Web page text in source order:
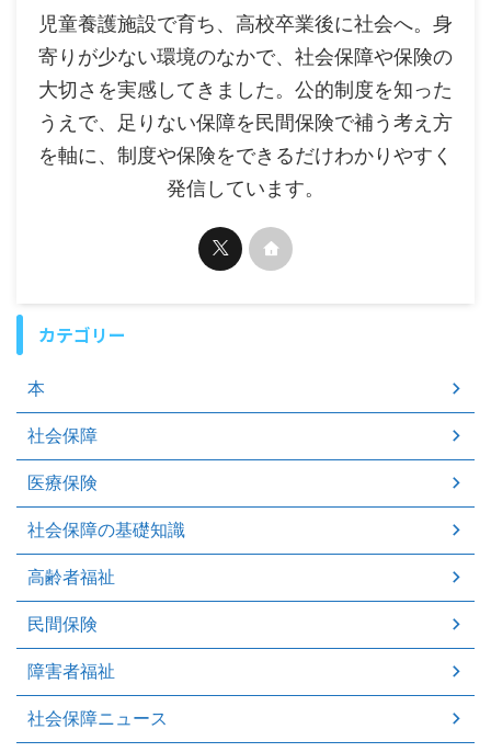
児童養護施設で育ち、高校卒業後に社会へ。身
寄りが少ない環境のなかで、社会保障や保険の
大切さを実感してきました。公的制度を知った
うえで、足りない保障を民間保険で補う考え方
を軸に、制度や保険をできるだけわかりやすく
発信しています。
カテゴリー
本
社会保障
医療保険
社会保障の基礎知識
高齢者福祉
民間保険
障害者福祉
社会保障ニュース